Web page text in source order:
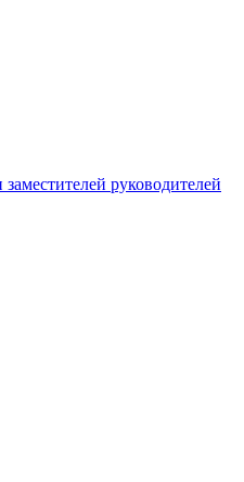
руководителей